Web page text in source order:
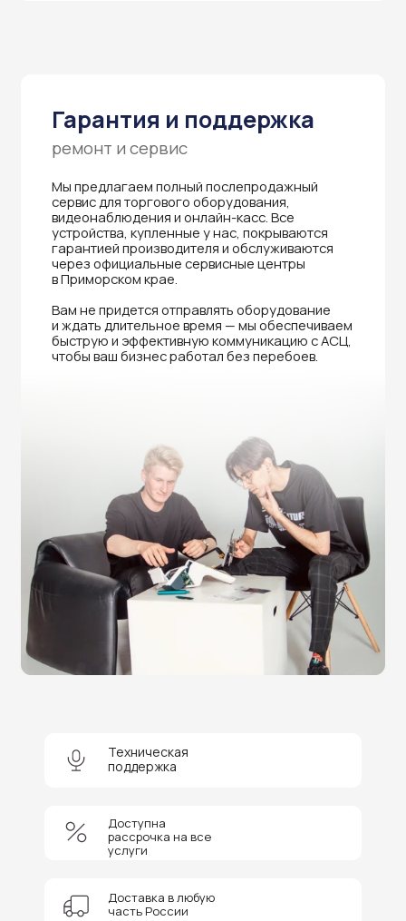
Техническая
поддержка
Доставка в любую
часть России
Доступна
рассрочка на все
услуги
Нужна помощь в выборе?
Оставьте заявку на бесплатную
консультацию и получите
скидку 5%
Отправить